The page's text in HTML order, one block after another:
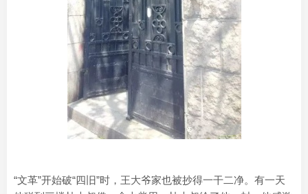
“文革”开始破“四旧”时，王大爷家也被抄得一干二净。有一天